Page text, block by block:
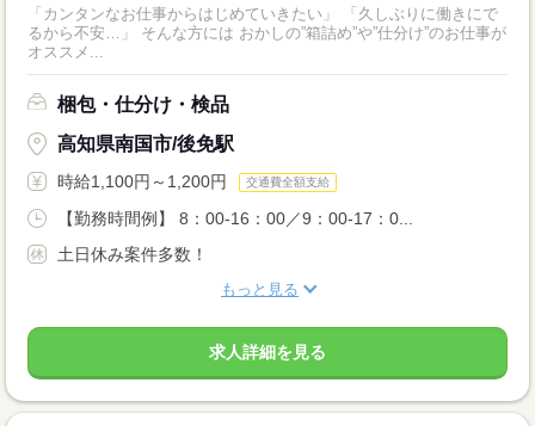
「カンタンなお仕事からはじめていきたい」 「久しぶりに働きにで
るから不安…」 そんな方には おかしの”箱詰め”や”仕分け”のお仕事が
オススメ...
梱包・仕分け・検品
高知県南国市/後免駅
時給1,100円～1,200円 交通費全額支給
【勤務時間例】 8：00-16：00／9：00-17：0...
土日休み案件多数！
もっと見る
求人詳細を見る